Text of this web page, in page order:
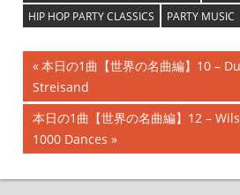
HIP HOP PARTY CLASSICS
PARTY MUSIC
投
稿
ナ
ビ
前
の
記
事:
本日の1曲【世界の名曲編】10 –
Streisand
次
の
記
事:
本日の1曲【世界の名曲編】12 –
1000 Dances